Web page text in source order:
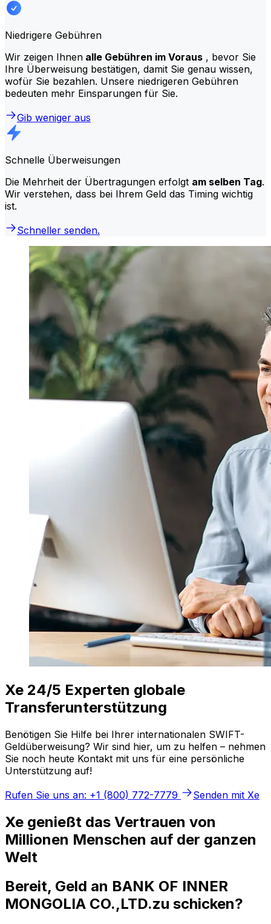
Niedrigere Gebühren
Wir zeigen Ihnen alle Gebühren im Voraus , bevor Sie
Ihre Überweisung bestätigen, damit Sie genau wissen,
wofür Sie bezahlen. Unsere niedrigeren Gebühren
bedeuten mehr Einsparungen für Sie.
Gib weniger aus
Schnelle Überweisungen
Die Mehrheit der Übertragungen erfolgt am selben Tag.
Wir verstehen, dass bei Ihrem Geld das Timing wichtig
ist.
Schneller senden.
Xe 24/5 Experten globale
Transferunterstützung
Benötigen Sie Hilfe bei Ihrer internationalen SWIFT-
Geldüberweisung? Wir sind hier, um zu helfen – nehmen
Sie noch heute Kontakt mit uns für eine persönliche
Unterstützung auf!
Rufen Sie uns an: +1 (800) 772-7779
Senden mit Xe
Xe genießt das Vertrauen von
Millionen Menschen auf der ganzen
Welt
Bereit, Geld an BANK OF INNER
MONGOLIA CO.,LTD.zu schicken?